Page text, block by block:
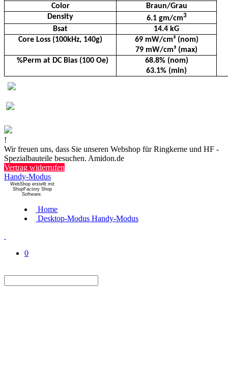
Color
Braun/Grau
Density
6.1 gm/cm3
Bsat
14.4 kG
Core Loss (100kHz, 140g)
69 mW/cm³ (nom)
79 mW/cm³ (max)
%Perm at DC Bias (100 Oe)
68.8% (nom)
63.1% (min)
!
Wir freuen uns, dass Sie unseren Webshop für Ringkerne und HF -
Spezialbauteile besuchen. Amidon.de
Vertrag widerrufen
Handy-Modus
WebShop erstellt mit
ShopFactory Shop
Software.
Home
Desktop-Modus Handy-Modus
0